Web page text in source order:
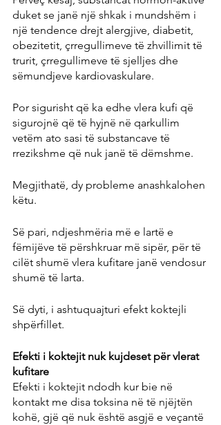
duket se janë një shkak i mundshëm i
një tendence drejt alergjive, diabetit,
obezitetit, çrregullimeve të zhvillimit të
trurit, çrregullimeve të sjelljes dhe
sëmundjeve kardiovaskulare.
Por sigurisht që ka edhe vlera kufi që
sigurojnë që të hyjnë në qarkullim
vetëm ato sasi të substancave të
rrezikshme që nuk janë të dëmshme.
Megjithatë, dy probleme anashkalohen
këtu.
Së pari, ndjeshmëria më e lartë e
fëmijëve të përshkruar më sipër, për të
cilët shumë vlera kufitare janë vendosur
shumë të larta.
Së dyti, i ashtuquajturi efekt koktejli
shpërfillet.
Efekti i koktejit nuk kujdeset për vlerat
kufitare
Efekti i koktejit ndodh kur bie në
kontakt me disa toksina në të njëjtën
kohë, gjë që nuk është asgjë e veçantë